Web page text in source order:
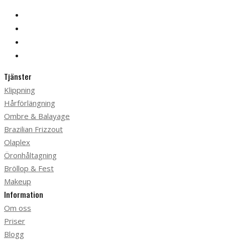
Tjänster
Klippning
Hårförlängning
Ombre & Balayage
Brazilian Frizzout
Olaplex
Öronhåltagning
Bröllop & Fest
Makeup
Information
Om oss
Priser
Blogg